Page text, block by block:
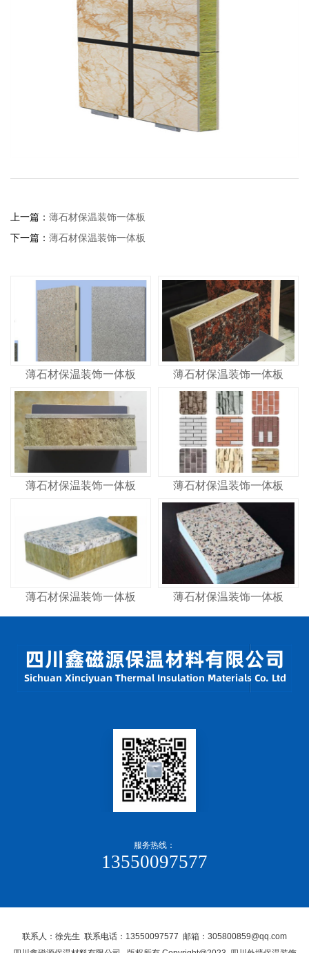
上一篇： 薄石材保温装饰一体板
下一篇： 薄石材保温装饰一体板
薄石材保温装饰一体板 薄石材保温装饰一体板
薄石材保温装饰一体板 薄石材保温装饰一体板
薄石材保温装饰一体板 薄石材保温装饰一体板
服务热线：
13550097577
联系人：徐先生 联系电话：13550097577 邮箱：305800859@qq.com